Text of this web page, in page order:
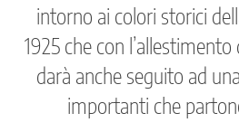
intorno ai colori storici
1925 che con
darà anche seguito ad
importanti che